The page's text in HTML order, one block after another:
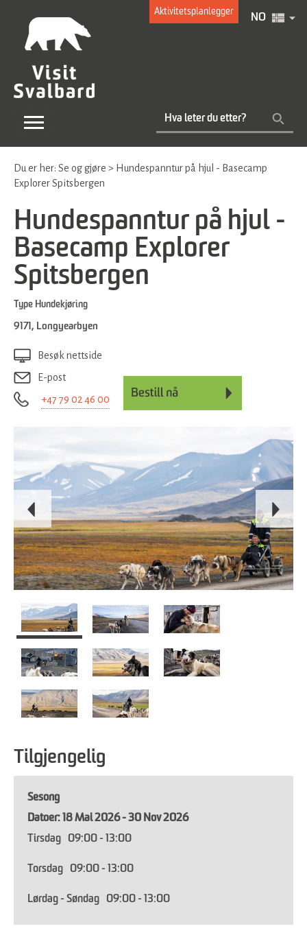
Aktivitetsplanlegger
NO
Du er her: Se og gjøre > Hundespanntur på hjul - Basecamp
Explorer Spitsbergen
Hundespanntur på hjul -
Basecamp Explorer
Spitsbergen
Type Hundekjøring
9171 , Longyearbyen
Besøk nettside
E-post
+47 79 02 46 00
Tilgjengelig
Sesong
18 Mai 2026 - 30 Nov 2026
Tirsdag
09:00 - 13:00
Torsdag 09:00 - 13:00
Lørdag - Søndag 09:00 - 13:00